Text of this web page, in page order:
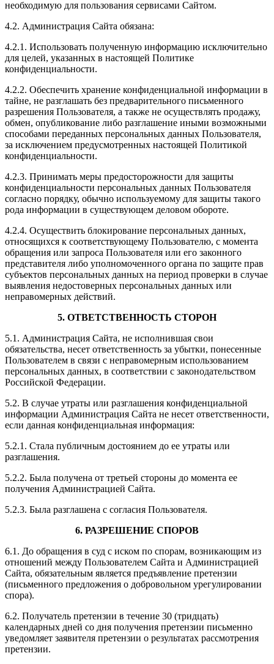
необходимую для пользования сервисами Сайтом.
4.2. Администрация Сайта обязана:
4.2.1. Использовать полученную информацию исключительно
для целей, указанных в настоящей Политике
конфиденциальности.
4.2.2. Обеспечить хранение конфиденциальной информации в
тайне, не разглашать без предварительного письменного
разрешения Пользователя, а также не осуществлять продажу,
обмен, опубликование либо разглашение иными возможными
способами переданных персональных данных Пользователя,
за исключением предусмотренных настоящей Политикой
конфиденциальности.
4.2.3. Принимать меры предосторожности для защиты
конфиденциальности персональных данных Пользователя
согласно порядку, обычно используемому для защиты такого
рода информации в существующем деловом обороте.
4.2.4. Осуществить блокирование персональных данных,
относящихся к соответствующему Пользователю, с момента
обращения или запроса Пользователя или его законного
представителя либо уполномоченного органа по защите прав
субъектов персональных данных на период проверки в случае
выявления недостоверных персональных данных или
неправомерных действий.
5. ОТВЕТСТВЕННОСТЬ СТОРОН
5.1. Администрация Сайта, не исполнившая свои
обязательства, несет ответственность за убытки, понесенные
Пользователем в связи с неправомерным использованием
персональных данных, в соответствии с законодательством
Российской Федерации.
5.2. В случае утраты или разглашения конфиденциальной
информации Администрация Сайта не несет ответственности,
если данная конфиденциальная информация:
5.2.1. Стала публичным достоянием до ее утраты или
разглашения.
5.2.2. Была получена от третьей стороны до момента ее
получения Администрацией Сайта.
5.2.3. Была разглашена с согласия Пользователя.
6. РАЗРЕШЕНИЕ СПОРОВ
6.1. До обращения в суд с иском по спорам, возникающим из
отношений между Пользователем Сайта и Администрацией
Сайта, обязательным является предъявление претензии
(письменного предложения о добровольном урегулировании
спора).
6.2. Получатель претензии в течение 30 (тридцать)
календарных дней со дня получения претензии письменно
уведомляет заявителя претензии о результатах рассмотрения
претензии.